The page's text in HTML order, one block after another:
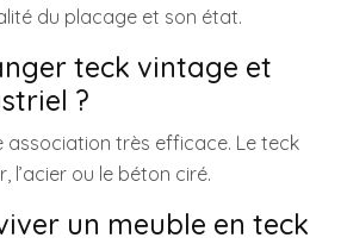
du placage et son état.
teck vintage et
?
association très efficace. Le teck
l’acier ou le béton ciré.
un meuble en teck